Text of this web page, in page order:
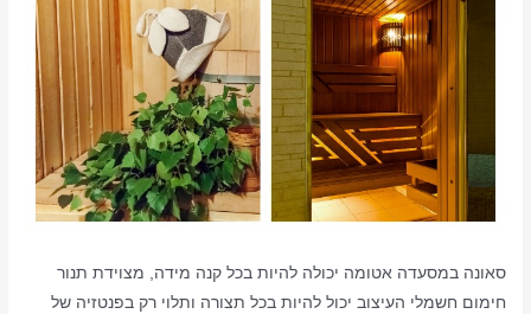
סאונה במסעדה אטומה יכולה להיות בכל קנה מידה, מצוידת תנור
חימום חשמלי העיצוב יכול להיות בכל תצורה ותלוי רק בפנטזיה של